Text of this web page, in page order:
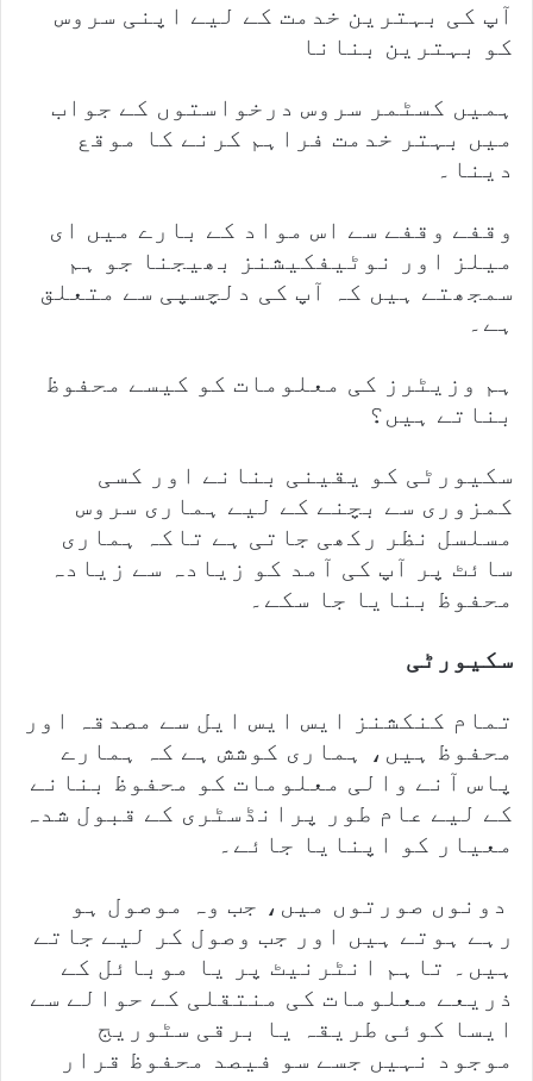
آپ کی بہترین خدمت کے لیے اپنی سروس
کو بہترین بنانا
ہمیں کسٹمر سروس درخواستوں کے جواب
میں بہتر خدمت فراہم کرنے کا موقع
دینا۔
وقفے وقفے سے اس مواد کے بارے میں ای
میلز اور نوٹیفکیشنز بھیجنا جو ہم
سمجھتے ہیں کہ آپ کی دلچسپی سے متعلق
ہے۔
ہم وزیٹرز کی معلومات کو کیسے محفوظ
بناتے ہیں؟
سکیورٹی کو یقینی بنانے اور کسی
کمزوری سے بچنے کے لیے ہماری سروس
مسلسل نظر رکھی جاتی ہے تاکہ ہماری
سائٹ پر آپ کی آمد کو زیادہ سے زیادہ
محفوظ بنایا جا سکے۔
سکیورٹی
تمام کنکشنز ایس ایس ایل سے مصدقہ اور
محفوظ ہیں، ہماری کوشش ہے کہ ہمارے
پاس آنے والی معلومات کو محفوظ بنانے
کے لیے عام طور پرانڈسٹری کے قبول شدہ
معیار کو اپنایا جائے۔
دونوں صورتوں میں، جب وہ موصول ہو
رہے ہوتے ہیں اور جب وصول کر لیے جاتے
ہیں۔ تاہم انٹرنیٹ پر یا موبائل کے
ذریعے معلومات کی منتقلی کے حوالے سے
ایسا کوئی طریقہ یا برقی سٹوریج
موجود نہیں جسے سو فیصد محفوظ قرار